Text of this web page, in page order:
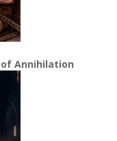
Annihilation